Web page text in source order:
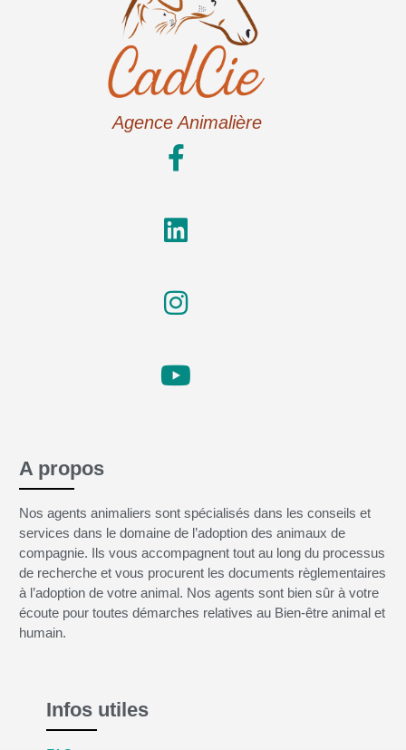
Agence Animalière
A propos
Nos agents animaliers sont spécialisés dans les conseils et
services dans le domaine de l’adoption des animaux de
compagnie. Ils vous accompagnent tout au long du processus
de recherche et vous procurent les documents règlementaires
à l’adoption de votre animal. Nos agents sont bien sûr à votre
écoute pour toutes démarches relatives au Bien-être animal et
humain.
Infos utiles